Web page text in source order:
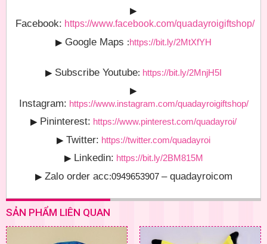
▶
Facebook: https://www.facebook.com/quadayroigiftshop/
▶ Google Maps :https://bit.ly/2MtXfYH
▶ Subscribe Youtube: https://bit.ly/2MnjH5I
▶
Instagram: https://www.instagram.com/quadayroigiftshop/
▶ Pininterest: https://www.pinterest.com/quadayroi/
▶ Twitter: https://twitter.com/quadayroi
▶ Linkedin: https://bit.ly/2BM815M
▶ Zalo order acc:0949653907 – quadayroicom
SẢN PHẨM LIÊN QUAN